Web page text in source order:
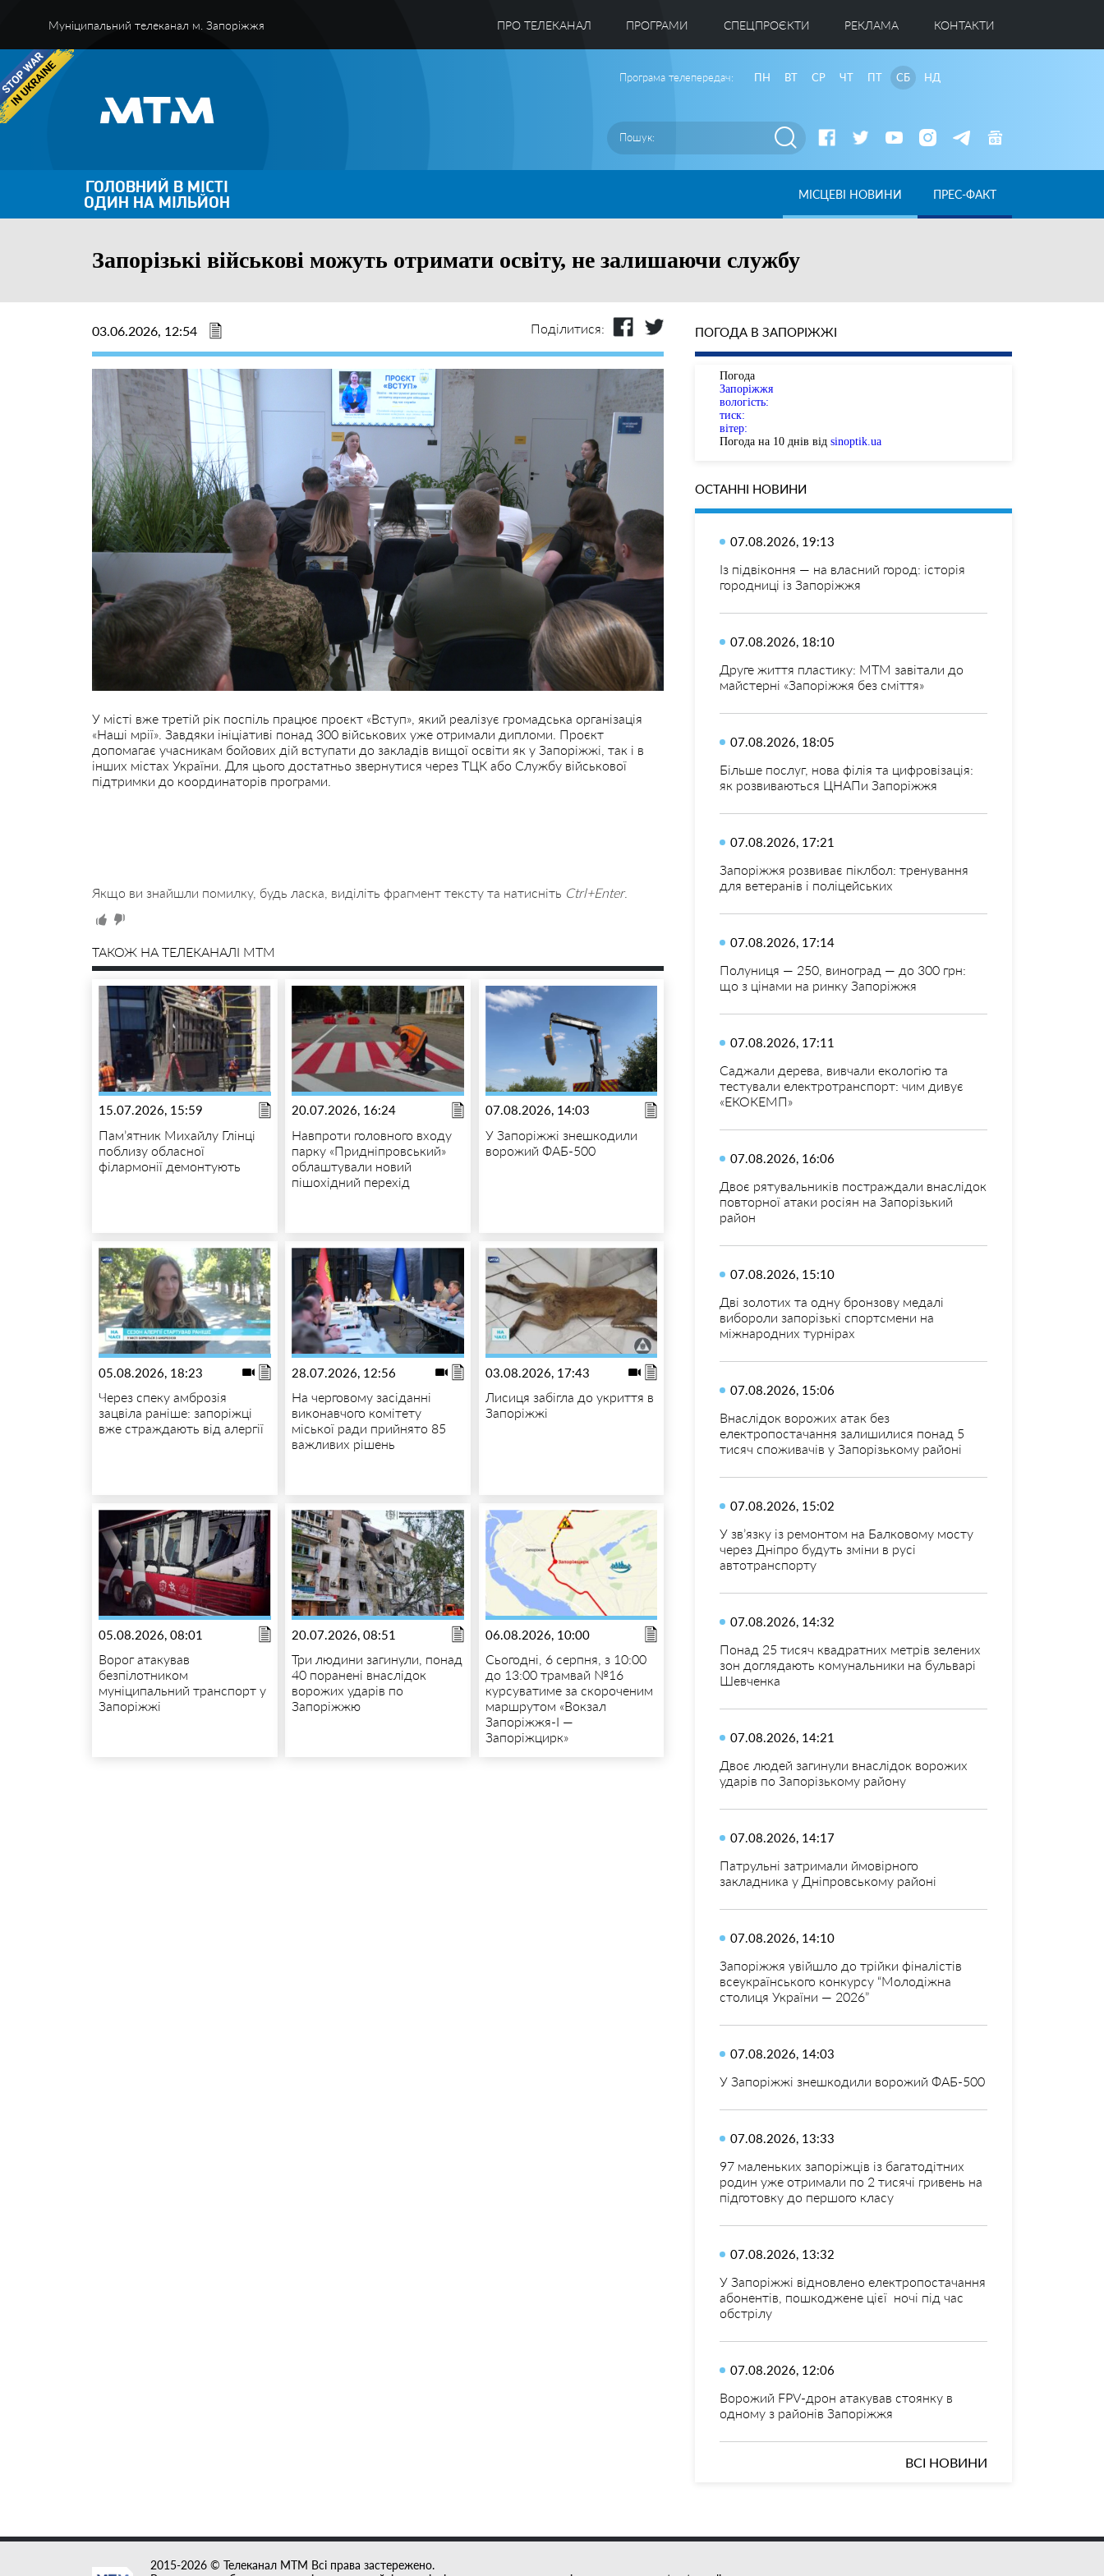
Муніципальний телеканал м. Запоріжжя ПРО ТЕЛЕКАНАЛ ПРОГРАМИ CПЕЦПРОЄКТИ РЕКЛАМА КОНТАКТИ
Програма телепередач: ПН ВТ СР ЧТ ПТ СБ НД
ГОЛОВНИЙ В МІСТІ
ОДИН НА МІЛЬЙОН МІСЦЕВІ НОВИНИ ПРЕС-ФАКТ
Запорізькі військові можуть отримати освіту, не залишаючи службу
03.06.2026, 12:54 Поділитися:
У місті вже третій рік поспіль працює проєкт «Вступ», який реалізує громадська організація
«Наші мрії». Завдяки ініціативі понад 300 військових уже отримали дипломи. Проєкт
допомагає учасникам бойових дій вступати до закладів вищої освіти як у Запоріжжі, так і в
інших містах України. Для цього достатньо звернутися через ТЦК або Службу військової
підтримки до координаторів програми.
Якщо ви знайшли помилку, будь ласка, виділіть фрагмент тексту та натисніть Ctrl+Enter.
ТАКОЖ НА ТЕЛЕКАНАЛІ MTM
15.07.2026, 15:59
Пам’ятник Михайлу Глінці
поблизу обласної
філармонії демонтують
20.07.2026, 16:24
Навпроти головного входу
парку «Придніпровський»
облаштували новий
пішохідний перехід
07.08.2026, 14:03
У Запоріжжі знешкодили
ворожий ФАБ-500
05.08.2026, 18:23
Через спеку амброзія
зацвіла раніше: запоріжці
вже страждають від алергії
28.07.2026, 12:56
На черговому засіданні
виконавчого комітету
міської ради прийнято 85
важливих рішень
03.08.2026, 17:43
Лисиця забігла до укриття в
Запоріжжі
05.08.2026, 08:01
Ворог атакував
безпілотником
муніципальний транспорт у
Запоріжжі
20.07.2026, 08:51
Три людини загинули, понад
40 поранені внаслідок
ворожих ударів по
Запоріжжю
06.08.2026, 10:00
Сьогодні, 6 серпня, з 10:00
до 13:00 трамвай №16
курсуватиме за скороченим
маршрутом «Вокзал
Запоріжжя-I —
Запоріжцирк»
ПОГОДА В ЗАПОРІЖЖІ
Погода
Запоріжжя
вологість:
тиск:
вітер:
Погода на 10 днів від sinoptik.ua
ОСТАННІ НОВИНИ
07.08.2026, 19:13
Із підвіконня — на власний город: історія
городниці із Запоріжжя
07.08.2026, 18:10
Друге життя пластику: МТМ завітали до
майстерні «Запоріжжя без сміття»
07.08.2026, 18:05
Більше послуг, нова філія та цифровізація:
як розвиваються ЦНАПи Запоріжжя
07.08.2026, 17:21
Запоріжжя розвиває піклбол: тренування
для ветеранів і поліцейських
07.08.2026, 17:14
Полуниця — 250, виноград — до 300 грн:
що з цінами на ринку Запоріжжя
07.08.2026, 17:11
Саджали дерева, вивчали екологію та
тестували електротранспорт: чим дивує
«ЕКОКЕМП»
07.08.2026, 16:06
Двоє рятувальників постраждали внаслідок
повторної атаки росіян на Запорізький
район
07.08.2026, 15:10
Дві золотих та одну бронзову медалі
вибороли запорізькі спортсмени на
міжнародних турнірах
07.08.2026, 15:06
Внаслідок ворожих атак без
електропостачання залишилися понад 5
тисяч споживачів у Запорізькому районі
07.08.2026, 15:02
У зв’язку із ремонтом на Балковому мосту
через Дніпро будуть зміни в русі
автотранспорту
07.08.2026, 14:32
Понад 25 тисяч квадратних метрів зелених
зон доглядають комунальники на бульварі
Шевченка
07.08.2026, 14:21
Двоє людей загинули внаслідок ворожих
ударів по Запорізькому району
07.08.2026, 14:17
Патрульні затримали ймовірного
закладника у Дніпровському районі
07.08.2026, 14:10
Запоріжжя увійшло до трійки фіналістів
всеукраїнського конкурсу “Молодіжна
столиця України — 2026”
07.08.2026, 14:03
У Запоріжжі знешкодили ворожий ФАБ-500
07.08.2026, 13:33
97 маленьких запоріжців із багатодітних
родин уже отримали по 2 тисячі гривень на
підготовку до першого класу
07.08.2026, 13:32
У Запоріжжі відновлено електропостачання
абонентів, пошкоджене цієї ночі під час
обстрілу
07.08.2026, 12:06
Ворожий FPV-дрон атакував стоянку в
одному з районів Запоріжжя
ВСІ НОВИНИ
2015-2026 © Телеканал MTM Всі права застережено.